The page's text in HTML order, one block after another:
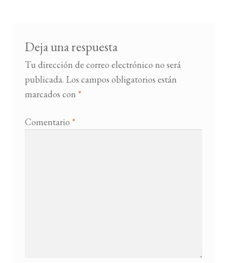
Deja una respuesta
Tu dirección de correo electrónico no será
publicada. Los campos obligatorios están
marcados con *
Comentario *